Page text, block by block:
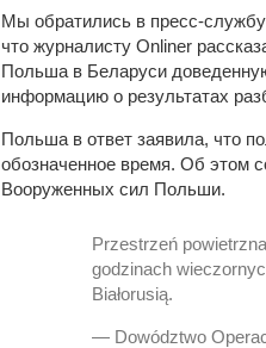
Мы обратились в пресс-
что журналисту Onliner
Польша в Беларуси
информацию о результатах
Польша в ответ заявила, что
обозначенное время. Об этом
Вооруженных сил Польши.
Przestrzeń
godzinach
Białorusią.
— Dowództwo